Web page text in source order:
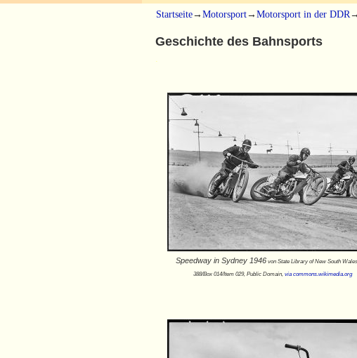
Startseite→ Motorsport→ Motorsport in der DDR→
Geschichte des Bahnsports
Speedway in Sydney 1946 von State Library of New South
388/Box 014/Item 029, Public Domain,via commons.wikimedia.org